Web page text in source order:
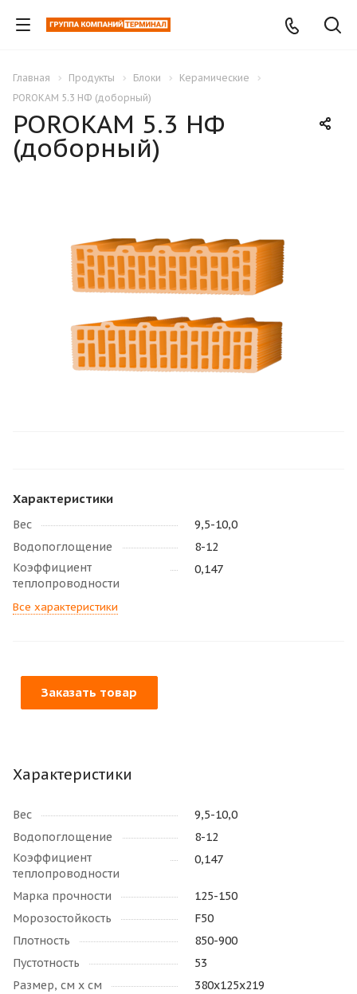
Главная Продукты Блоки
Керамические
POROKAM 5.3 НФ (доборный)
POROKAM 5.3 НФ
(доборный)
Характеристики
Вес
9,5-10,0
Водопоглощение
8-12
Коэффициент
теплопроводности
0,147
Все характеристики
Заказать товар
Характеристики
Вес
9,5-10,0
Водопоглощение
8-12
Коэффициент
теплопроводности
0,147
Марка прочности
125-150
Морозостойкость
F50
Плотность
850-900
Пустотность
53
Размер, см х см
380х125х219